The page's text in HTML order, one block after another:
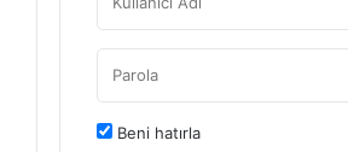
Beni hatırla